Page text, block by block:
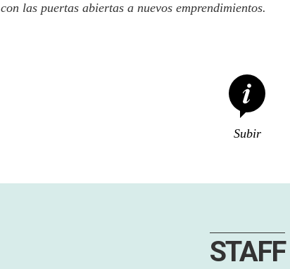
con las puertas abiertas a nuevos emprendimientos.
Subir
STAFF